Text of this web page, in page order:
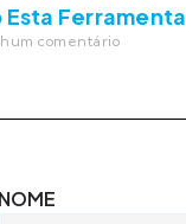
Ferramenta
comentário
NOME